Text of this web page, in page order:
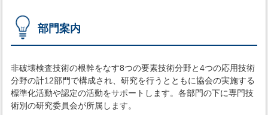
部門案内
非破壊検査技術の根幹をなす8つの要素技術分野と4つの応用技術
分野の計12部門で構成され、研究を行うとともに協会の実施する
標準化活動や認定の活動をサポートします。各部門の下に専門技
術別の研究委員会が所属します。